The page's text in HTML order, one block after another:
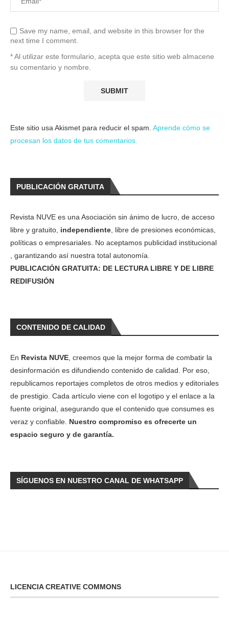
Save my name, email, and website in this browser for the
next time I comment.
* Al utilizar este formulario, acepta que este sitio web almacene
su comentario y nombre.
Este sitio usa Akismet para reducir el spam. Aprende cómo se
procesan los datos de tus comentarios.
PUBLICACIÓN GRATUITA
Revista NUVE es una Asociación sin ánimo de lucro, de acceso
libre y gratuito, independiente , libre de presiones económicas,
políticas o empresariales. No aceptamos publicidad institucional
, garantizando así nuestra total autonomía.
PUBLICACIÓN GRATUITA: DE LECTURA LIBRE Y DE LIBRE
REDIFUSIÓN
CONTENIDO DE CALIDAD
En Revista NUVE , creemos que la mejor forma de combatir la
desinformación es difundiendo contenido de calidad. Por eso,
republicamos reportajes completos de otros medios y editoriales
de prestigio. Cada artículo viene con el logotipo y el enlace a la
fuente original, asegurando que el contenido que consumes es
veraz y confiable. Nuestro compromiso es ofrecerte un
espacio seguro y de garantía.
SÍGUENOS EN NUESTRO CANAL DE WHATSAPP
LICENCIA CREATIVE COMMONS